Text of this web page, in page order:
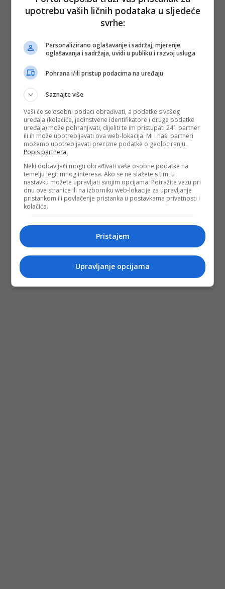
(DEPO PORTAL/au)
Depo.ba pratite putem društvenih mrežaTwitteriFacebook
upotrebu vaših ličnih podataka u sljedeće
svrhe:
Personalizirano oglašavanje i sadržaj, mjerenje
oglašavanja i sadržaja, uvidi u publiku i razvoj usluga
Pohrana i/ili pristup podacima na uređaju
Saznajte više
Vaši će se osobni podaci obrađivati, a podatke s vašeg
uređaja (kolačiće, jedinstvene identifikatore i druge podatke
uređaja) može pohranjivati, dijeliti te im pristupati 241 partner
ili ih može upotrebljavati ova web-lokacija. Mi i naši partneri
možemo upotrebljavati precizne podatke o geolociranju.
Popis partnera.
Neki dobavljači mogu obrađivati vaše osobne podatke na
temelju legitimnog interesa. Ako se ne slažete s tim, u
nastavku možete upravljati svojim opcijama. Potražite vezu pri
dnu ove stranice ili na izborniku web-lokacije za upravljanje
pristankom ili povlačenje pristanka u postavkama privatnosti i
kolačića.
Pristajem
Upravljanje opcijama